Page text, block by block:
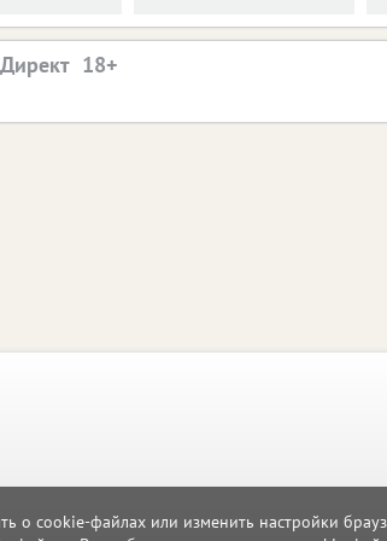
о cookie-файлах или изменить настройки